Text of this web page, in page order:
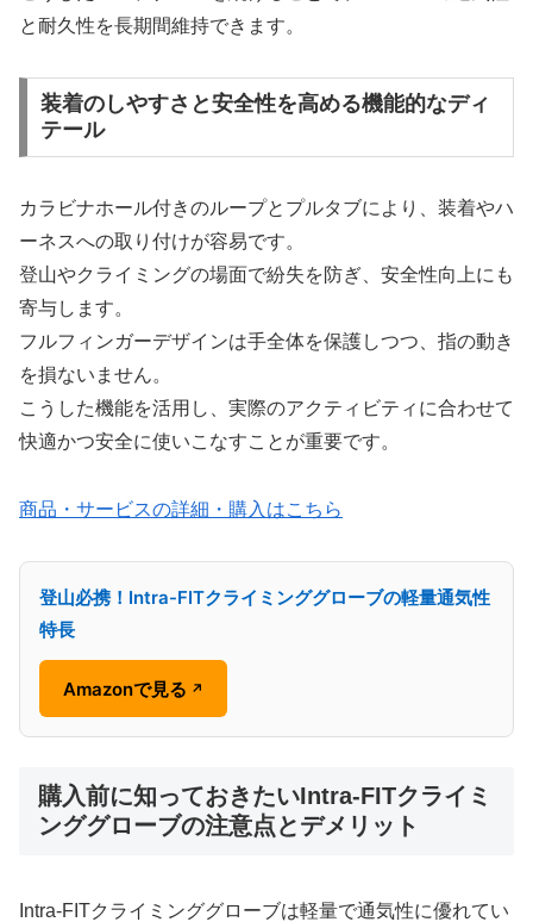
と耐久性を長期間維持できます。
装着のしやすさと安全性を高める機能的なディ
テール
カラビナホール付きのループとプルタブにより、装着やハ
ーネスへの取り付けが容易です。
登山やクライミングの場面で紛失を防ぎ、安全性向上にも
寄与します。
フルフィンガーデザインは手全体を保護しつつ、指の動き
を損ないません。
こうした機能を活用し、実際のアクティビティに合わせて
快適かつ安全に使いこなすことが重要です。
商品・サービスの詳細・購入はこちら
登山必携！Intra-FITクライミンググローブの軽量通気性
特長
Amazonで見る ↗
購入前に知っておきたいIntra-FITクライミ
ンググローブの注意点とデメリット
Intra-FITクライミンググローブは軽量で通気性に優れてい